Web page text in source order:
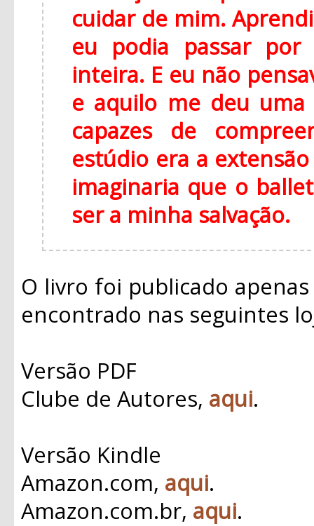
cuidar de mim.
eu podia passar
inteira. E eu não
e aquilo me deu
capazes de
estúdio era a
imaginaria que o
ser a minha salvação.
O livro foi publicado
encontrado nas seguintes
Versão PDF
Clube de Autores, aqui.
Versão Kindle
Amazon.com, aqui.
Amazon.com.br, aqui.